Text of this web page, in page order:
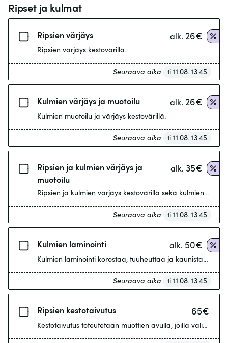
Ripset ja kulmat
Ripsien värjäys alk. 26€
Ripsien värjäys kestovärillä.
Seuraava aika ti 11.08. 13.45
Kulmien värjäys ja muotoilu alk. 26€
Kulmien muotoilu ja värjäys kestovärillä.
Seuraava aika ti 11.08. 13.45
Ripsien ja kulmien värjäys ja
muotoilu
alk. 35€
Ripsien ja kulmien värjäys kestovärillä sekä kulmien
Seuraava aika ti 11.08. 13.45
Kulmien laminointi alk. 50€
Kulmien laminointi korostaa, tuuheuttaa ja kaunistaa
Seuraava aika ti 11.08. 13.45
Ripsien kestotaivutus 65€
Kestotaivutus toteutetaan muottien avulla, joilla valitaan